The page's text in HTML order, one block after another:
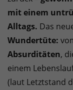
mit einem
Alltags. Das
Wundertüte:
Absurditäten,
einem
(laut Letztstand